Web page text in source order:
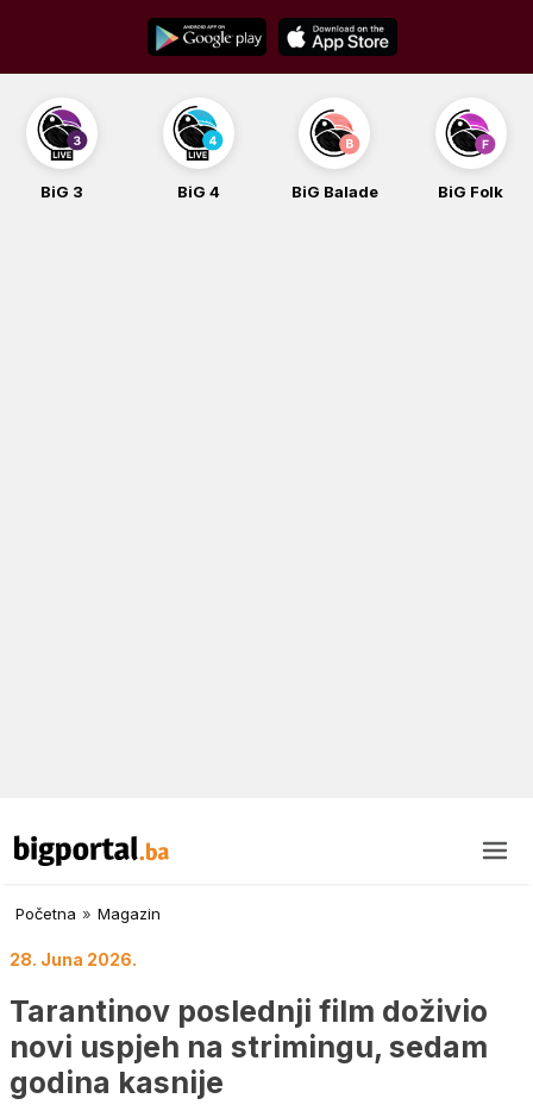
content
BiG Balade BiG Folk
Početna » Magazin
28. Juna 2026.
Tarantinov poslednji film doživio
novi uspjeh na strimingu, sedam
godina kasnije